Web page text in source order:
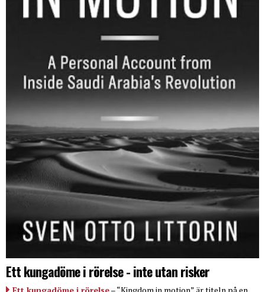
Ett kungadöme i rörelse - inte utan risker